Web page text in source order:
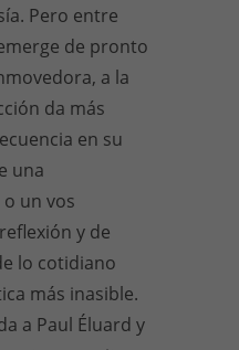
Pero entre
de pronto
a la
da más
en su
una
un vos
y de
lo cotidiano
más inasible.
a Paul Éluard y